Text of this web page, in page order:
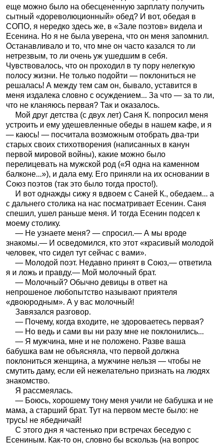
еще можно было на обесцененную зарплату получить
сытный «дореволюционный» обед? И вот, обедая в
СОПО, я нередко здесь же, в «Зале поэтов» видела и
Есенина. Но я не была уверена, что он меня запомнил.
Останавливало и то, что мне он часто казался то ли
нетрезвым, то ли очень уж ушедшим в себя.
Чувствовалось, что он проходил в ту пору нелегкую
полосу жизни. Не только подойти — поклониться не
решалась! А между тем сам он, бывало, уставится в
меня издалека словно с осуждением... За что — за то ли,
что не кланяюсь первая? Так и оказалось.
Мой друг детства (с двух лет) Саня К. попросил меня
устроить и ему удешевленные обеды в нашем кафе, и я
— каюсь! — посчитала возможным отобрать два-три
старых своих стихотворения (написанных в канун
первой мировой войны), какие можно было
перелицевать на мужской род («Я одна на каменном
балконе...»), и дала ему. Его приняли на их основании в
Союз поэтов (так это было тогда просто!).
И вот однажды сижу я вдвоем с Саней К., обедаем... а
с дальнего столика на нас посматривает Есенин. Саня
спешил, ушел раньше меня. И тогда Есенин подсел к
моему столику.
— Не узнаете меня? — спросил.— А мы вроде
знакомы.— И осведомился, кто этот «красивый молодой
человек, что сидел тут сейчас с вами».
— Молодой поэт. Недавно принят в Союз,— ответила
я и ложь и правду.— Мой молочный брат.
— Молочный? Обычно девицы в ответ на
непрошеное любопытство называют приятеля
«двоюродным». А у вас молочный!
Завязался разговор.
— Почему, когда входите, не здороваетесь первая?
— Но ведь и сами вы ни разу мне не поклонились...
— Я мужчина, мне и не положено. Разве ваша
бабушка вам не объясняла, что первой должна
поклониться женщина, а мужчине нельзя — чтобы не
смутить даму, если ей нежелательно признать на людях
знакомство.
Я рассмеялась.
— Боюсь, хорошему тону меня учили не бабушка и не
мама, а старший брат. Тут на первом месте было: не
трусь! не ябедничай!
С этого дня я частенько при встречах беседую с
Есениным. Как-то он, словно бы вскользь (на вопрос